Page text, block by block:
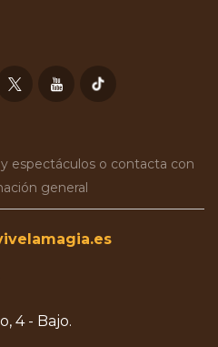
espectáculos o contacta con
general
4 - Bajo.